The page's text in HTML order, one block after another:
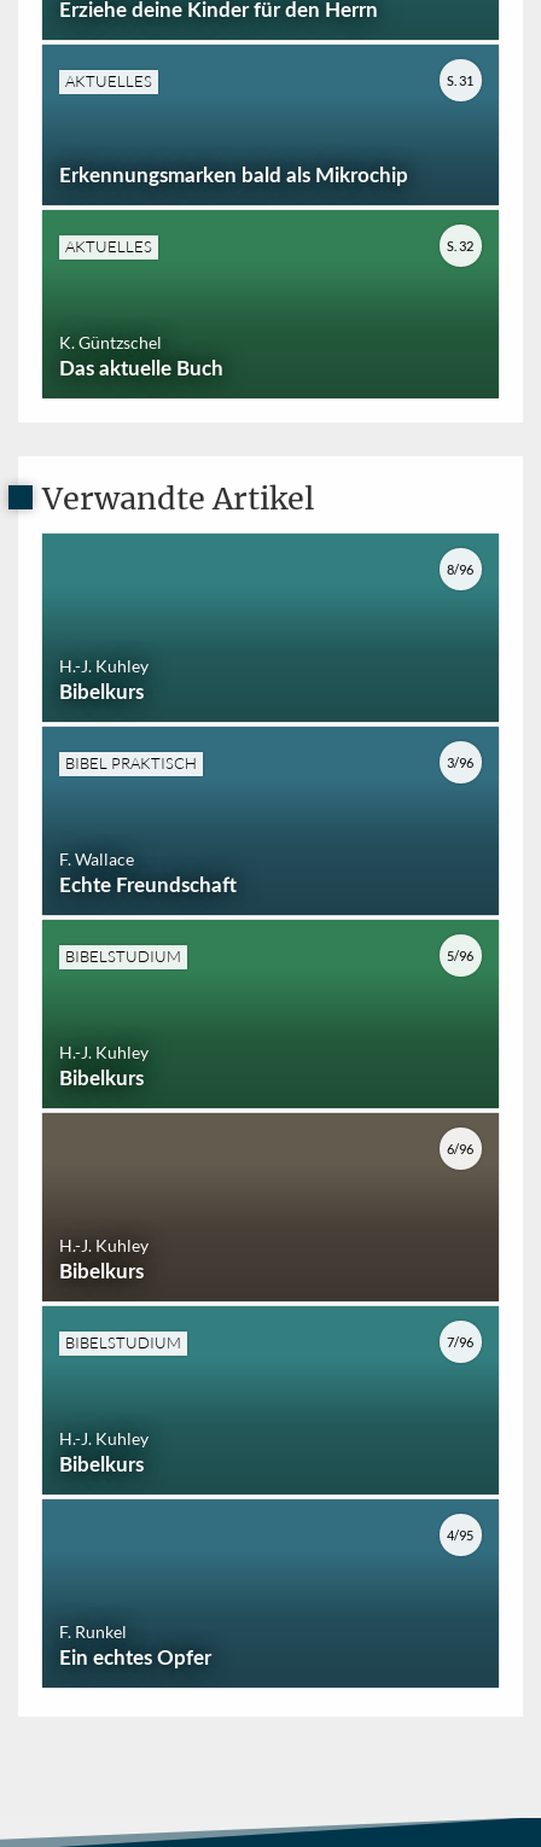
Erziehe deine Kinder für den Herrn
AKTUELLES
Erkennungsmarken bald als Mikrochip
S. 31
AKTUELLES
K. Güntzschel
Das aktuelle Buch
S. 32
Verwandte Artikel
H.-J. Kuhley
Bibelkurs
8/96
BIBEL PRAKTISCH
F. Wallace
Echte Freundschaft
3/96
BIBELSTUDIUM
H.-J. Kuhley
Bibelkurs
5/96
H.-J. Kuhley
Bibelkurs
6/96
BIBELSTUDIUM
H.-J. Kuhley
Bibelkurs
7/96
F. Runkel
Ein echtes Opfer
4/95